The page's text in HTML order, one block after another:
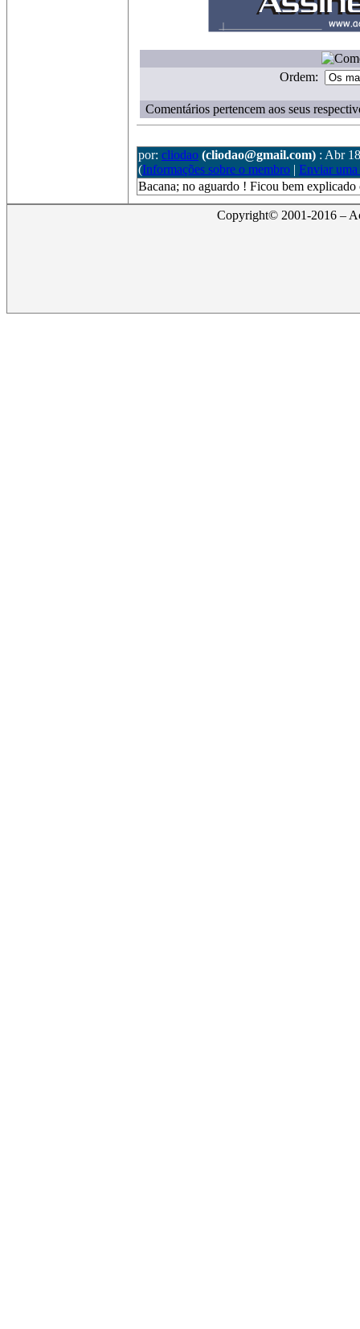
Ordem:
Comentários pertencem aos seus
por: cliodao (cliodao@gmail.com) : Abr
(Informações sobre o membro | Enviar uma
Bacana; no aguardo ! Ficou bem
Copyright© 2001-2016 –